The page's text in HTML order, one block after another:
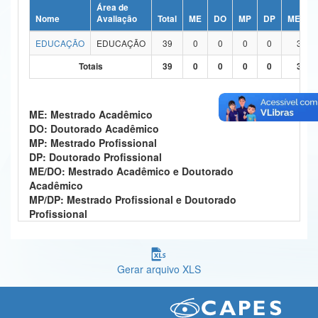
Ministério da Ciência, Tecnologia, Inovações e Comunicações
Ministério do Meio Ambiente
Controladoria-Geral da União
Ministério da Mulher, da Família e dos Direitos Humanos
Secretaria-Geral
Secretaria de Governo
Nome
Área de
Avaliação
Total ME DO MP DP
ME/DO
EDUCAÇÃO
EDUCAÇÃO 39 0 0 0 0
39
Totais
39 0 0 0 0 39
ME: Mestrado Acadêmico
DO: Doutorado Acadêmico
MP: Mestrado Profissional
DP: Doutorado Profissional
ME/DO: Mestrado Acadêmico e Doutorado
Acadêmico
MP/DP: Mestrado Profissional e Doutorado
Profissional
Gerar arquivo XLS